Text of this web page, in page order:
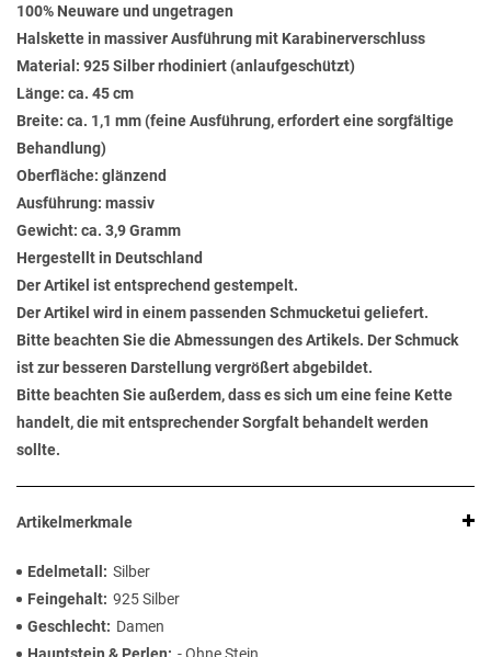
100% Neuware und ungetragen
Halskette in massiver Ausführung mit Karabinerverschluss
Material: 925 Silber rhodiniert (anlaufgeschützt)
Länge: ca. 45 cm
Breite: ca. 1,1 mm (feine Ausführung, erfordert eine sorgfältige
Behandlung)
Oberfläche: glänzend
Ausführung: massiv
Gewicht: ca. 3,9 Gramm
Hergestellt in Deutschland
Der Artikel ist entsprechend gestempelt.
Der Artikel wird in einem passenden Schmucketui geliefert.
Bitte beachten Sie die Abmessungen des Artikels. Der Schmuck
ist zur besseren Darstellung vergrößert abgebildet.
Bitte beachten Sie außerdem, dass es sich um eine feine Kette
handelt, die mit entsprechender Sorgfalt behandelt werden
sollte.
Artikelmerkmale
Edelmetall
Silber
Feingehalt 925 Silber
Geschlecht
Damen